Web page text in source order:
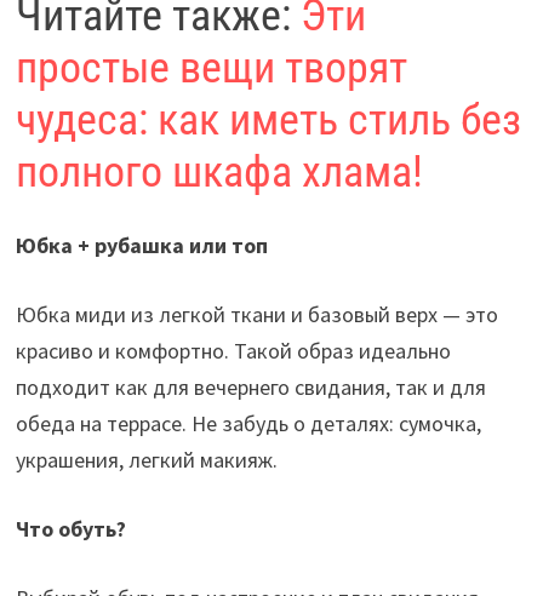
Читайте также: Эти
простые вещи творят
чудеса: как иметь стиль без
полного шкафа хлама!
Юбка + рубашка или топ
Юбка миди из легкой ткани и базовый верх — это
красиво и комфортно. Такой образ идеально
подходит как для вечернего свидания, так и для
обеда на террасе. Не забудь о деталях: сумочка,
украшения, легкий макияж.
Что обуть?